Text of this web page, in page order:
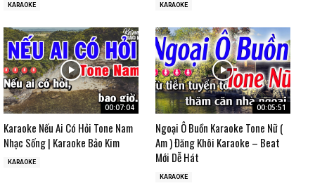
KARAOKE KARAOKE
00:07:04
Karaoke Nếu Ai Có Hỏi Tone Nam
Nhạc Sống | Karaoke Bảo Kim
KARAOKE
00:05:51
Ngoại Ô Buồn Karaoke Tone Nữ (
Am ) Đăng Khôi Karaoke – Beat
Mới Dễ Hát
KARAOKE